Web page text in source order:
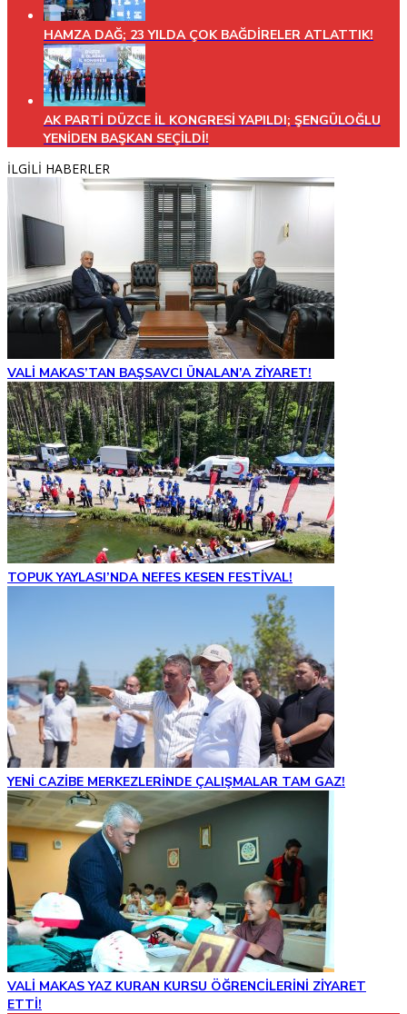
HAMZA DAĞ; 23 YILDA ÇOK BAĞDİRELER ATLATTIK!
AK PARTİ DÜZCE İL KONGRESİ YAPILDI; ŞENGÜLOĞLU
YENİDEN BAŞKAN SEÇİLDİ!
İLGİLİ HABERLER
VALİ MAKAS’TAN BAŞSAVCI ÜNALAN’A ZİYARET!
TOPUK YAYLASI’NDA NEFES KESEN FESTİVAL!
YENİ CAZİBE MERKEZLERİNDE ÇALIŞMALAR TAM GAZ!
VALİ MAKAS YAZ KURAN KURSU ÖĞRENCİLERİNİ ZİYARET
ETTİ!